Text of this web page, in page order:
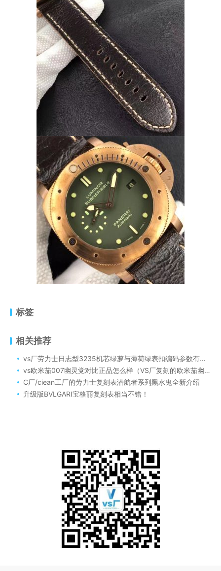
标签
相关推荐
vs厂劳力士日志型3235机芯绿萝与薄荷绿表扣编码参数有变化吗
vs欧米茄007幽灵党对比正品怎么样（VS厂复刻的欧米茄幽灵党V2版强势来袭会一眼假吗）
C厂/ciean工厂的劳力士复刻表潜航者系列黑水鬼全新介绍
升级版BVLGARI宝格丽复刻表相当不错！